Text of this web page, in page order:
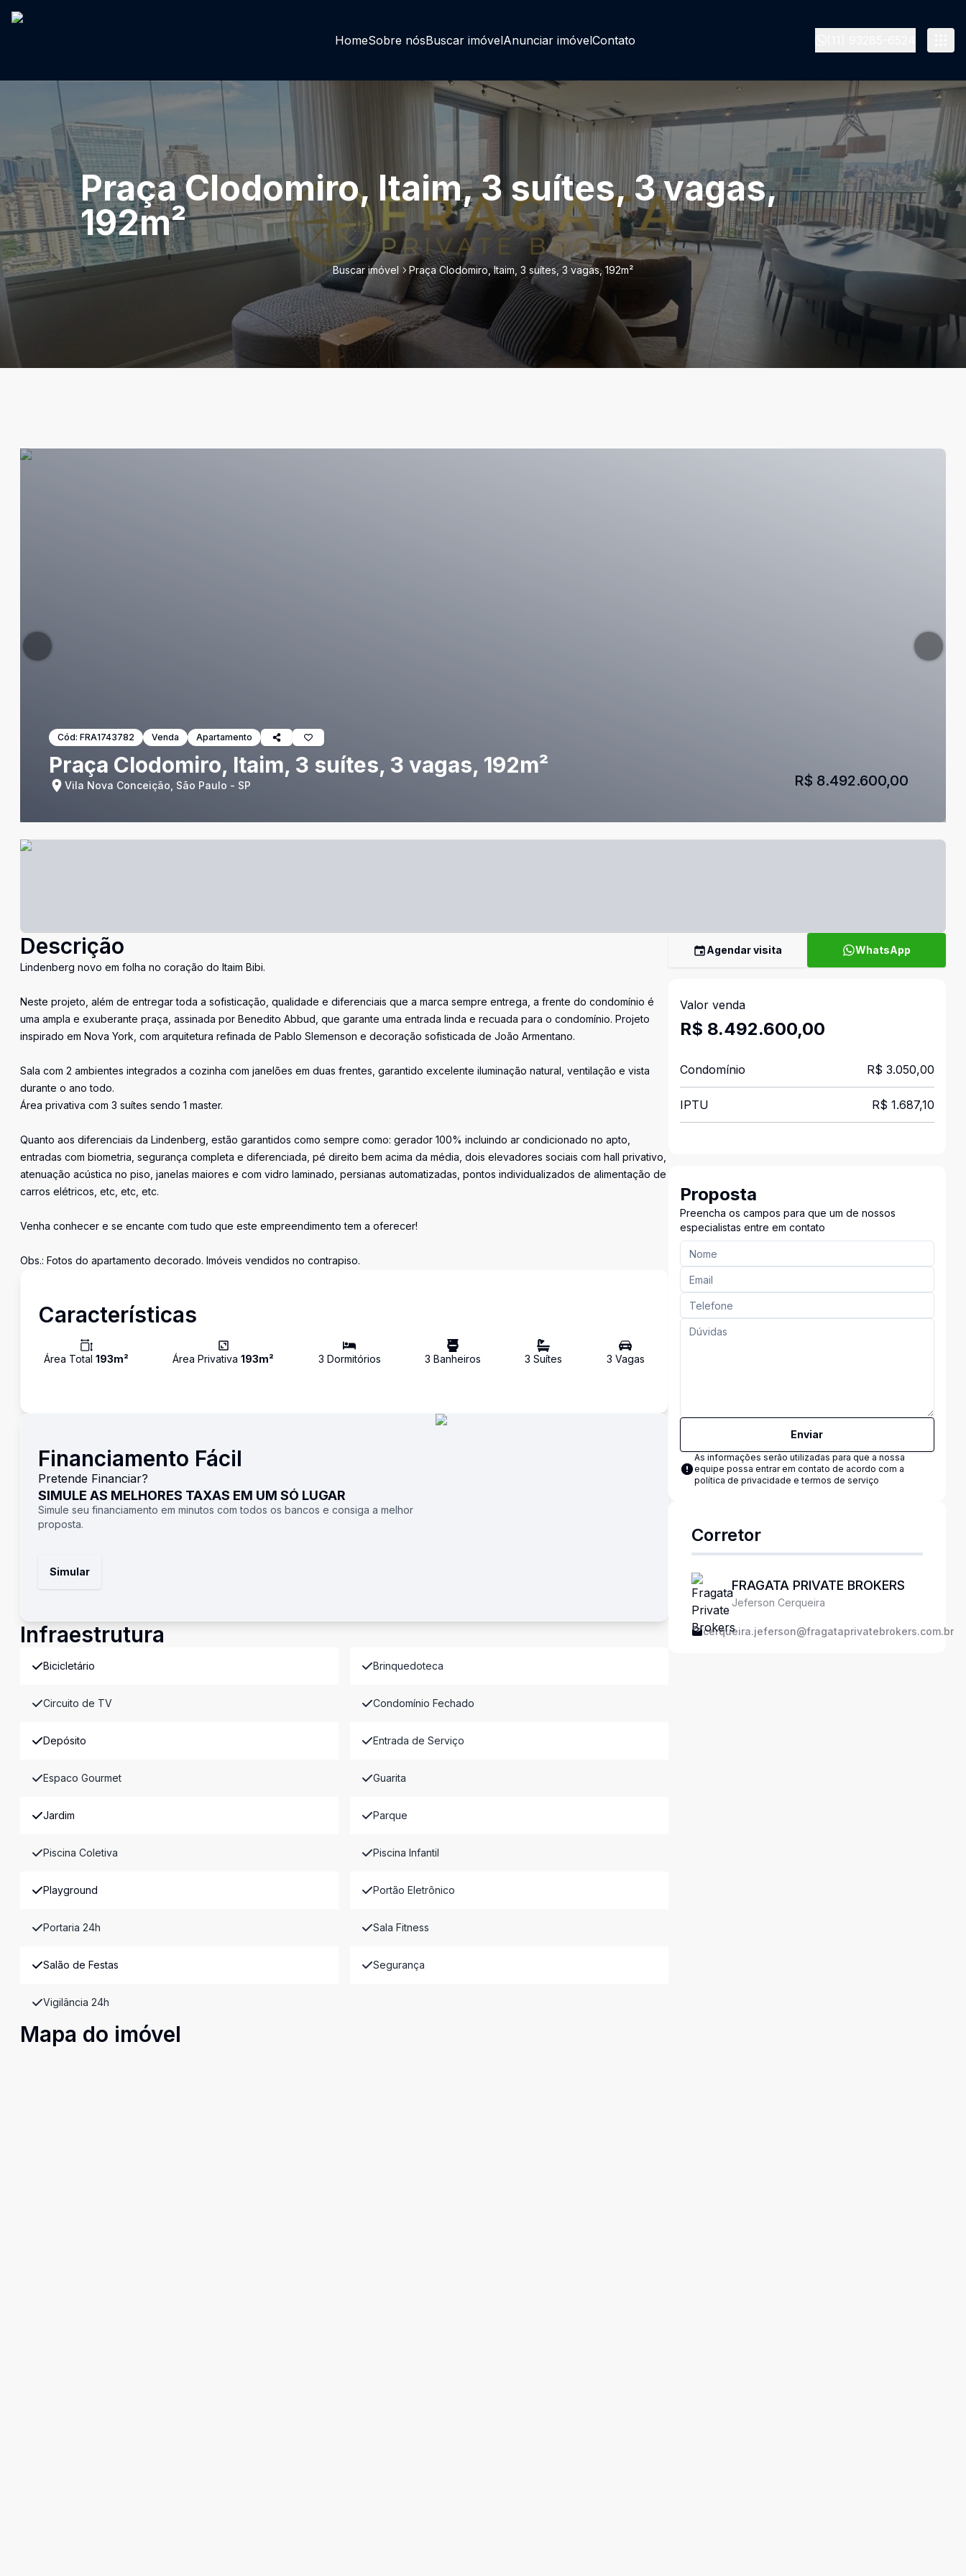
HomeSobre nósBuscar imóvelAnunciar imóvelContato
Praça Clodomiro, Itaim, 3 suítes, 3 vagas,
192m²
Buscar imóvel Praça Clodomiro, Itaim, 3 suítes, 3 vagas, 192m²
Cód: FRA1743782 Venda Apartamento
Praça Clodomiro, Itaim, 3 suítes, 3 vagas, 192m²
Vila Nova Conceição, São Paulo - SP R$ 8.492.600,00
Descrição
Lindenberg novo em folha no coração do Itaim Bibi.
Neste projeto, além de entregar toda a sofisticação, qualidade e diferenciais que a marca sempre entrega, a frente do condomínio é
uma ampla e exuberante praça, assinada por Benedito Abbud, que garante uma entrada linda e recuada para o condomínio. Projeto
inspirado em Nova York, com arquitetura refinada de Pablo Slemenson e decoração sofisticada de João Armentano.
Sala com 2 ambientes integrados a cozinha com janelões em duas frentes, garantido excelente iluminação natural, ventilação e vista
durante o ano todo.
Área privativa com 3 suítes sendo 1 master.
Quanto aos diferenciais da Lindenberg, estão garantidos como sempre como: gerador 100% incluindo ar condicionado no apto,
entradas com biometria, segurança completa e diferenciada, pé direito bem acima da média, dois elevadores sociais com hall privativo,
atenuação acústica no piso, janelas maiores e com vidro laminado, persianas automatizadas, pontos individualizados de alimentação de
carros elétricos, etc, etc, etc.
Venha conhecer e se encante com tudo que este empreendimento tem a oferecer!
Obs.: Fotos do apartamento decorado. Imóveis vendidos no contrapiso.
Características
Área Total 193m² Área Privativa193m² 3 Dormitórios 3 Banheiros 3 Suítes 3 Vagas
Financiamento Fácil
Pretende Financiar?
SIMULE AS MELHORES TAXAS EM UM SÓ LUGAR
Simule seu financiamento em minutos com todos os bancos e consiga a melhor
proposta.
Simular
Infraestrutura
Bicicletário Brinquedoteca
Circuito de TV Condomínio Fechado
Depósito Entrada de Serviço
Espaco Gourmet Guarita
Jardim Parque
Piscina Coletiva Piscina Infantil
Playground Portão Eletrônico
Portaria 24h Sala Fitness
Salão de Festas Segurança
Vigilância 24h
Mapa do imóvel
Agendar visita WhatsApp
Valor venda
R$ 8.492.600,00
Condomínio R$ 3.050,00
IPTU R$ 1.687,10
Proposta
Preencha os campos para que um de nossos
especialistas entre em contato
Enviar
As informações serão utilizadas para que a nossa
equipe possa entrar em contato de acordo com a
política de privacidade e termos de serviço
Corretor
FRAGATA PRIVATE BROKERS
Jeferson Cerqueira
cerqueira.jeferson@fragataprivatebrokers.com.br